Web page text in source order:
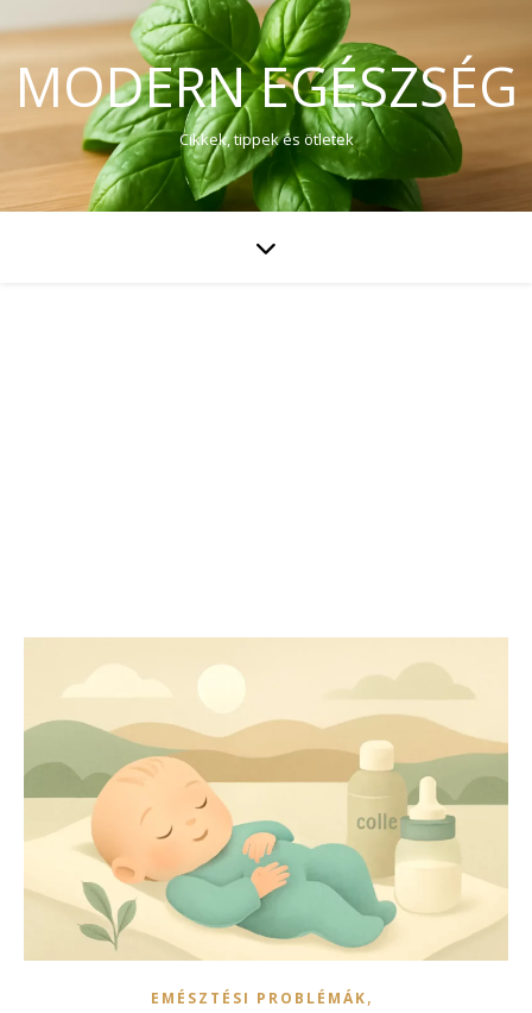
MODERN EGÉSZSÉG
Cikkek, tippek és ötletek
EMÉSZTÉSI PROBLÉMÁK,